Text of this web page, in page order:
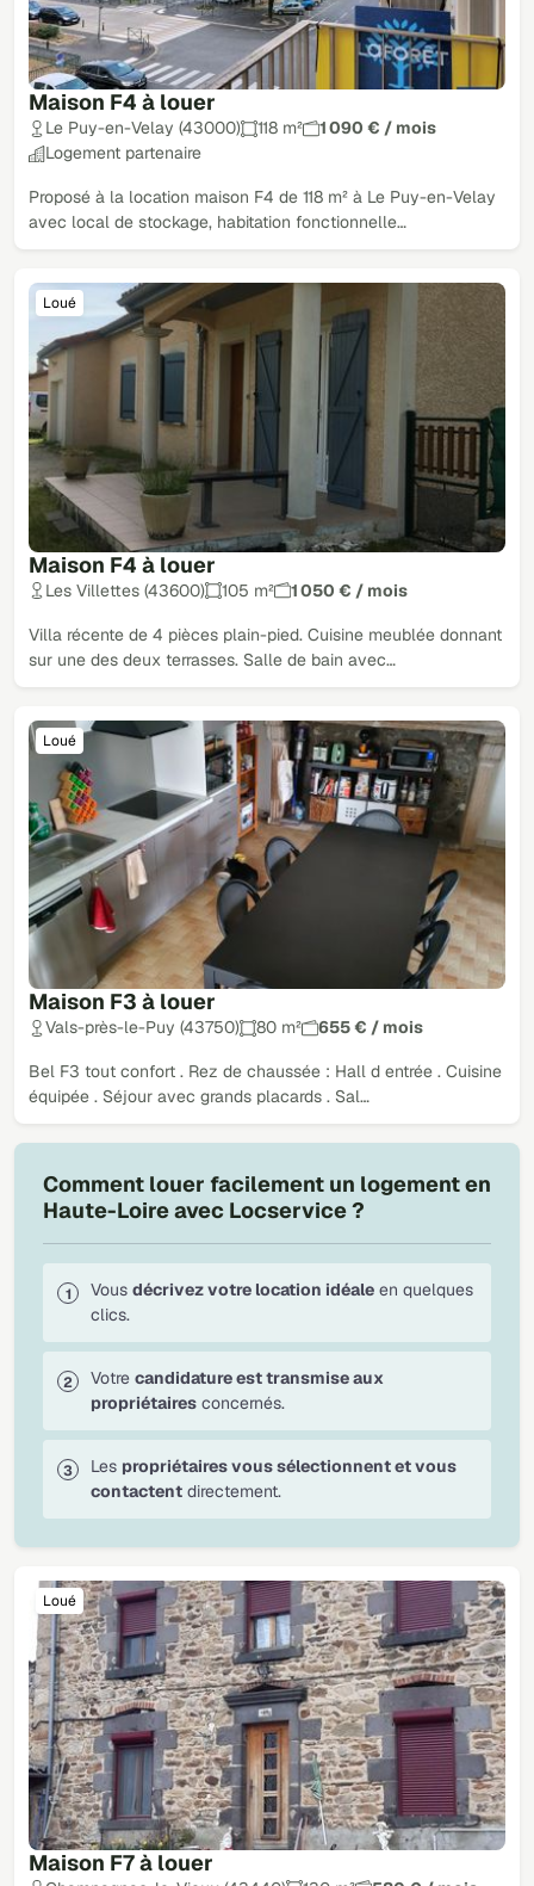
Maison F4 à louer
Le Puy-en-Velay (43000) 118 m²
1 090 € / mois
Logement partenaire
Proposé à la location maison F4 de 118 m² à Le Puy-en-Velay
avec local de stockage, habitation fonctionnelle…
Maison F4 à louer
Loué
Les Villettes (43600) 105 m² 1 050 € / mois
Villa récente de 4 pièces plain-pied. Cuisine meublée donnant
sur une des deux terrasses. Salle de bain avec…
Maison F3 à louer
Loué
Vals-près-le-Puy (43750) 80 m² 655 € / mois
Bel F3 tout confort . Rez de chaussée : Hall d entrée . Cuisine
équipée . Séjour avec grands placards . Sal…
Maison F7 à louer
Loué
Comment louer facilement un logement en
Haute-Loire avec Locservice ?
Vous décrivez votre location idéale en quelques
clics.
Votre candidature est transmise aux
propriétaires concernés.
Les propriétaires vous sélectionnent et vous
contactent directement.